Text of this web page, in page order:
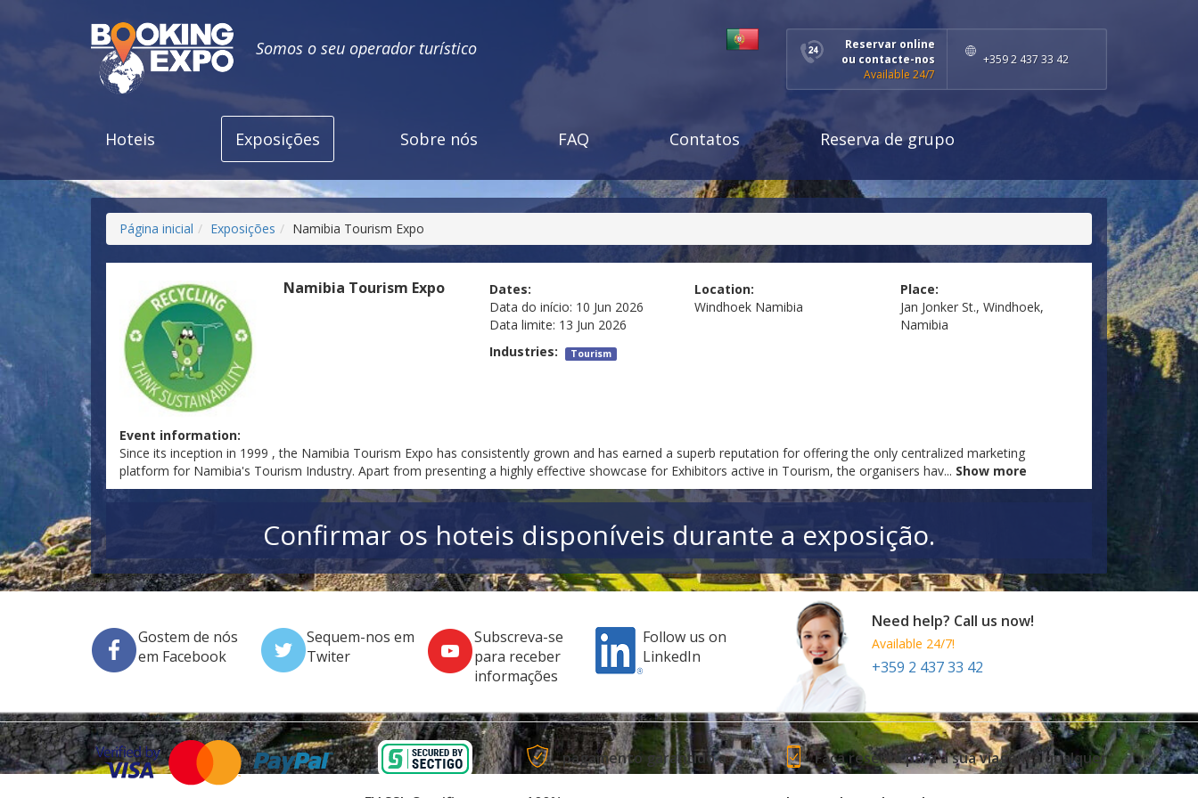
Somos o seu operador turístico
Reservar online
ou contacte-nos
Available 24/7
+359 2 437 33 42
Hoteis Exposições Sobre nós FAQ Contatos Reserva de grupo
Página inicial Exposições Namibia Tourism Expo
Namibia Tourism Expo
Dates:
Data do início: 10 Jun 2026
Data limite: 13 Jun 2026
Location:
Windhoek Namibia
Place:
Jan Jonker St., Windhoek,
Namibia
Industries:
Tourism
Event information:
Since its inception in 1999 , the Namibia Tourism Expo has consistently grown and has earned a superb reputation for offering the only centralized marketing
platform for Namibia's Tourism Industry. Apart from presenting a highly effective showcase for Exhibitors active in Tourism, the organisers hav... Show more
Confirmar os hoteis disponíveis durante a exposição.
Gostem de nós
em Facebook
Sequem-nos em
Twiter
Subscreva-se
para receber
informações
Follow us on
LinkedIn
Need help? Call us now!
Available 24/7!
+359 2 437 33 42
pagamento garantido a Faça reserva para a sua viagem a qualquer